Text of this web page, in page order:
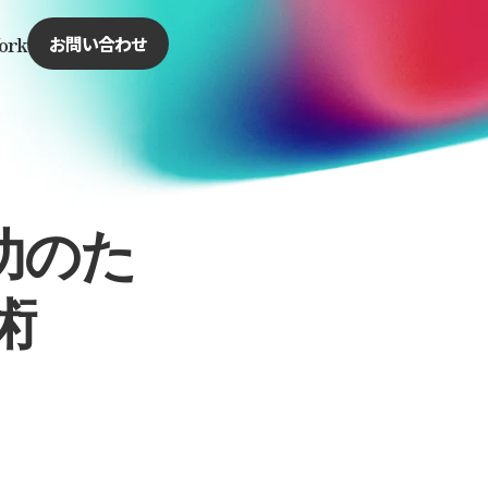
お問い合わせ
のた